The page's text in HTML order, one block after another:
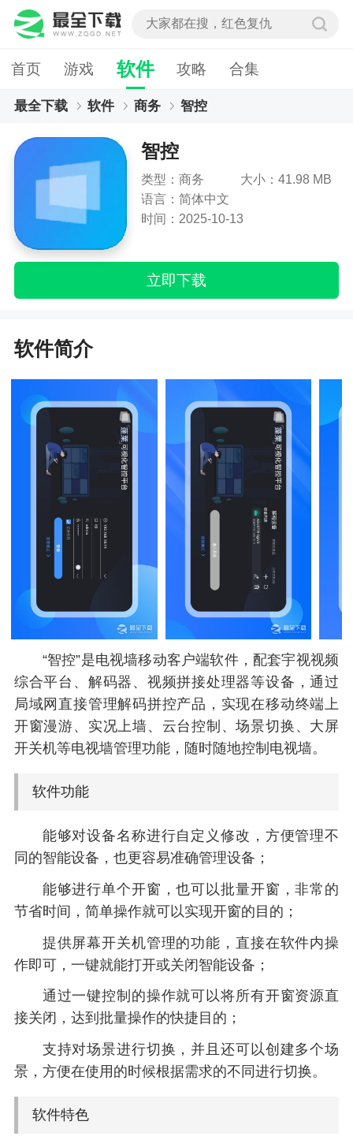
首页 游戏 软件 攻略 合集
最全下载 软件 商务 智控
智控
类型：商务
大小：41.98 MB
语言：简体中文
时间：2025-10-13
立即下载
软件简介
“智控”是电视墙移动客户端软件，配套宇视视频
综合平台、解码器、视频拼接处理器等设备，通过
局域网直接管理解码拼控产品，实现在移动终端上
开窗漫游、实况上墙、云台控制、场景切换、大屏
开关机等电视墙管理功能，随时随地控制电视墙。
软件功能
能够对设备名称进行自定义修改，方便管理不
同的智能设备，也更容易准确管理设备；
能够进行单个开窗，也可以批量开窗，非常的
节省时间，简单操作就可以实现开窗的目的；
提供屏幕开关机管理的功能，直接在软件内操
作即可，一键就能打开或关闭智能设备；
通过一键控制的操作就可以将所有开窗资源直
接关闭，达到批量操作的快捷目的；
支持对场景进行切换，并且还可以创建多个场
景，方便在使用的时候根据需求的不同进行切换。
软件特色